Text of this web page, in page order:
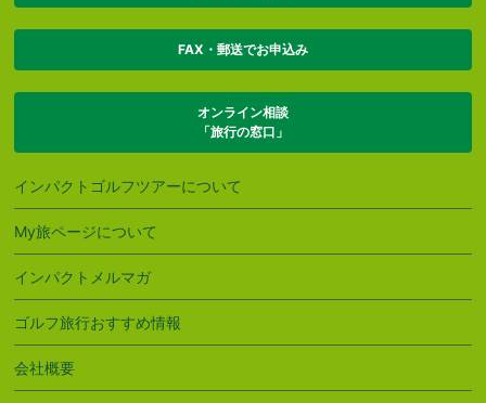
FAX・郵送でお申込み
オンライン相談
「旅行の窓口」
インパクトゴルフツアーについて
My旅ページについて
インパクトメルマガ
ゴルフ旅行おすすめ情報
会社概要